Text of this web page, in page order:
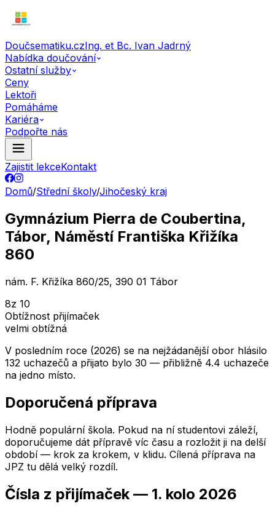
Doučsematiku.czIng. et Bc. Ivan Jadrný
Nabídka doučování
Ostatní služby
Ceny
Lektoři
Pomáháme
Kariéra
Podpořte nás
Zajistit lekceKontakt
Domů/Střední školy/Jihočeský kraj
Gymnázium Pierra de Coubertina,
Tábor, Náměstí Františka Křižíka
860
nám. F. Křižíka 860/25, 390 01 Tábor
8z 10
Obtížnost přijímaček
velmi obtížná
V posledním roce (2026) se na nejžádanější obor hlásilo
132 uchazečů a přijato bylo 30 — přibližně 4.4 uchazeče
na jedno místo.
Doporučená příprava
Hodně populární škola. Pokud na ní studentovi záleží,
doporučujeme dát přípravě víc času a rozložit ji na delší
období — krok za krokem, v klidu. Cílená příprava na
JPZ tu dělá velký rozdíl.
Čísla z přijímaček — 1. kolo 2026